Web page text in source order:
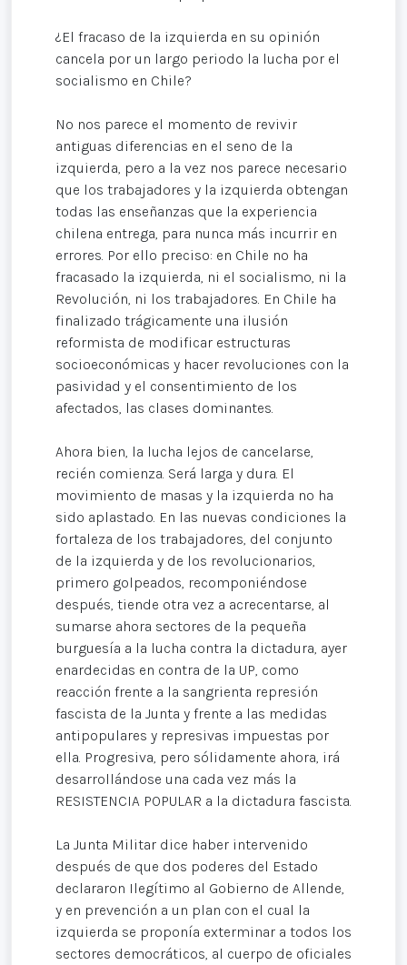
¿El fracaso de la izquierda en su opinión
cancela por un largo periodo la lucha por el
socialismo en Chile?
No nos parece el momento de revivir
antiguas diferencias en el seno de la
izquierda, pero a la vez nos parece necesario
que los trabajadores y la izquierda obtengan
todas las enseñanzas que la experiencia
chilena entrega, para nunca más incurrir en
errores. Por ello preciso: en Chile no ha
fracasado la izquierda, ni el socialismo, ni la
Revolución, ni los trabajadores. En Chile ha
finalizado trágicamente una ilusión
reformista de modificar estructuras
socioeconómicas y hacer revoluciones con la
pasividad y el consentimiento de los
afectados, las clases dominantes.
Ahora bien, la lucha lejos de cancelarse,
recién comienza. Será larga y dura. El
movimiento de masas y la izquierda no ha
sido aplastado. En las nuevas condiciones la
fortaleza de los trabajadores, del conjunto
de la izquierda y de los revolucionarios,
primero golpeados, recomponiéndose
después, tiende otra vez a acrecentarse, al
sumarse ahora sectores de la pequeña
burguesía a la lucha contra la dictadura, ayer
enardecidas en contra de la UP, como
reacción frente a la sangrienta represión
fascista de la Junta y frente a las medidas
antipopulares y represivas impuestas por
ella. Progresiva, pero sólidamente ahora, irá
desarrollándose una cada vez más la
RESISTENCIA POPULAR a la dictadura fascista.
La Junta Militar dice haber intervenido
después de que dos poderes del Estado
declararon Ilegítimo al Gobierno de Allende,
y en prevención a un plan con el cual la
izquierda se proponía exterminar a todos los
sectores democráticos, al cuerpo de oficiales